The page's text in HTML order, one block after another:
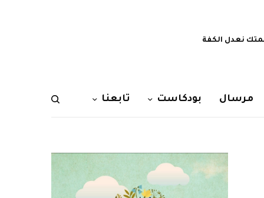
نعدل الكفة
مرسال بودكاست تابعنا